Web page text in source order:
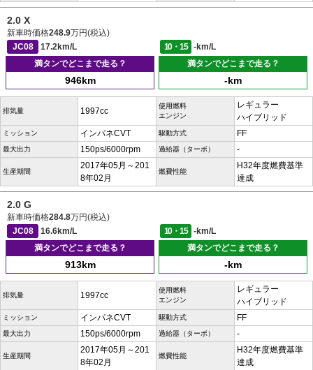
2.0 X
新車時価格248.9万円(税込)
JC08
17.2km/L 10・15
-km/L
満タンでどこまで走る？
946km
満タンでどこまで走る？
-km
排気量 1997cc
使用燃料
エンジン
レギュラー
ハイブリッド
ミッション インパネCVT 駆動方式 FF
最大出力 150ps/6000rpm 過給器（ターボ） -
生産期間
2017年05月～201
8年02月
燃費性能
H32年度燃費基準
達成
2.0 G
新車時価格284.8万円(税込)
JC08
16.6km/L 10・15
-km/L
満タンでどこまで走る？
913km
満タンでどこまで走る？
-km
排気量 1997cc
使用燃料
エンジン
レギュラー
ハイブリッド
ミッション インパネCVT 駆動方式 FF
最大出力 150ps/6000rpm 過給器（ターボ） -
生産期間
2017年05月～201
8年02月
燃費性能
H32年度燃費基準
達成